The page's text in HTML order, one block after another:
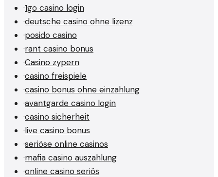
·1go casino login
·deutsche casino ohne lizenz
·posido casino
·rant casino bonus
·Casino zypern
·casino freispiele
·casino bonus ohne einzahlung
·avantgarde casino login
·casino sicherheit
·live casino bonus
·seriöse online casinos
·mafia casino auszahlung
·online casino seriös